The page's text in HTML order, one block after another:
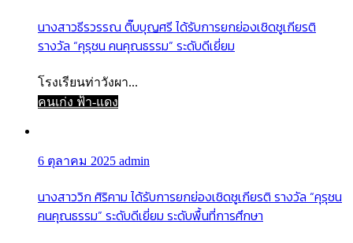
นางสาวธีรวรรณ ติ๊บบุญศรี ได้รับการยกย่องเชิดชูเกียรติ
รางวัล “คุรุชน คนคุณธรรม” ระดับดีเยี่ยม
โรงเรียนท่าวังผา...
คนเก่ง ฟ้า-แดง
6 ตุลาคม 2025 admin
นางสาววิก ศิริคาม ได้รับการยกย่องเชิดชูเกียรติ รางวัล “คุรุชน
คนคุณธรรม” ระดับดีเยี่ยม ระดับพื้นที่การศึกษา